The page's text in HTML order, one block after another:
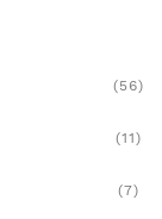
(56)
(11)
(7)